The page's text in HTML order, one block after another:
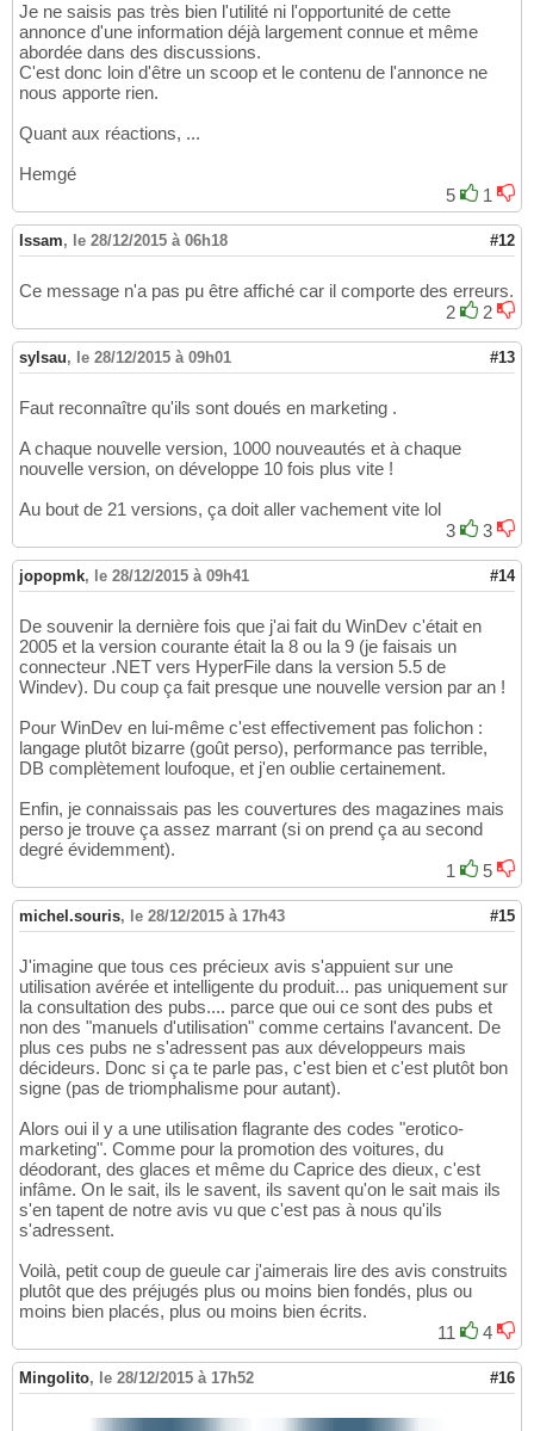
Je ne saisis pas très bien l'utilité ni l'opportunité de cette
annonce d'une information déjà largement connue et même
abordée dans des discussions.
C'est donc loin d'être un scoop et le contenu de l'annonce ne
nous apporte rien.
Quant aux réactions, ...
Hemgé
5
1
Issam, le 28/12/2015 à 06h18 #12
Ce message n'a pas pu être affiché car il comporte des erreurs.
2
2
sylsau, le 28/12/2015 à 09h01 #13
Faut reconnaître qu'ils sont doués en marketing .
A chaque nouvelle version, 1000 nouveautés et à chaque
nouvelle version, on développe 10 fois plus vite !
Au bout de 21 versions, ça doit aller vachement vite lol
3
3
jopopmk, le 28/12/2015 à 09h41 #14
De souvenir la dernière fois que j'ai fait du WinDev c'était en
2005 et la version courante était la 8 ou la 9 (je faisais un
connecteur .NET vers HyperFile dans la version 5.5 de
Windev). Du coup ça fait presque une nouvelle version par an !
Pour WinDev en lui-même c'est effectivement pas folichon :
langage plutôt bizarre (goût perso), performance pas terrible,
DB complètement loufoque, et j'en oublie certainement.
Enfin, je connaissais pas les couvertures des magazines mais
perso je trouve ça assez marrant (si on prend ça au second
degré évidemment).
1
5
michel.souris, le 28/12/2015 à 17h43 #15
J'imagine que tous ces précieux avis s'appuient sur une
utilisation avérée et intelligente du produit... pas uniquement sur
la consultation des pubs.... parce que oui ce sont des pubs et
non des "manuels d'utilisation" comme certains l'avancent. De
plus ces pubs ne s'adressent pas aux développeurs mais
décideurs. Donc si ça te parle pas, c'est bien et c'est plutôt bon
signe (pas de triomphalisme pour autant).
Alors oui il y a une utilisation flagrante des codes "erotico-
marketing". Comme pour la promotion des voitures, du
déodorant, des glaces et même du Caprice des dieux, c'est
infâme. On le sait, ils le savent, ils savent qu'on le sait mais ils
s'en tapent de notre avis vu que c'est pas à nous qu'ils
s'adressent.
Voilà, petit coup de gueule car j'aimerais lire des avis construits
plutôt que des préjugés plus ou moins bien fondés, plus ou
moins bien placés, plus ou moins bien écrits.
11
4
Mingolito, le 28/12/2015 à 17h52 #16